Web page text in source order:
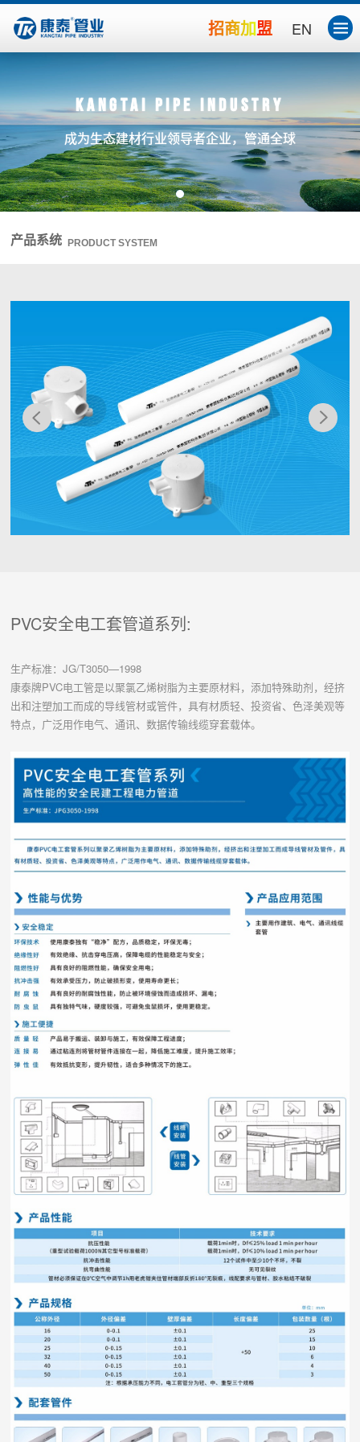
EN
招商加盟
Kangtai Pipe Industry
成为生态建材行业领导者企业，管通全球
产品系统 PRODUCT SYSTEM
PVC安全电工套管道系列:
生产标准：JG/T3050—1998
康泰牌PVC电工管是以聚氯乙烯树脂为主要原材料，添加特殊助剂，经挤
出和注塑加工而成的导线管材或管件，具有材质轻、投资省、色泽美观等
特点，广泛用作电气、通讯、数据传输线缆穿套载体。